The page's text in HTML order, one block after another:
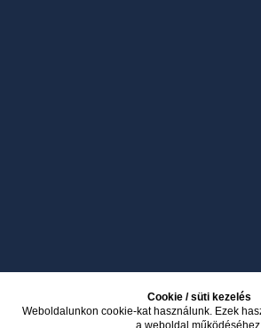
Cookie / süti kezelés
Weboldalunkon cookie-kat használunk. Ezek
a weboldal